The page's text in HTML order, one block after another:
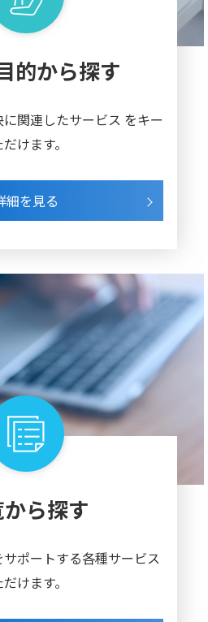
的から探す
関連したサービス をキー
けます。
細を見る
ら探す
ポートする各種サービス
けます。